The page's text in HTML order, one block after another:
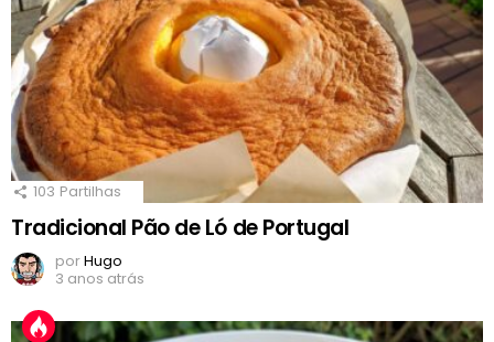
103 Partilhas
Tradicional Pão de Ló de Portugal
porHugo
3 anos atrás